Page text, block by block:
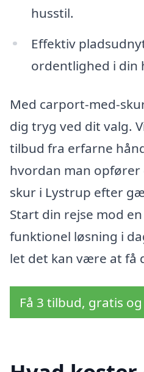
husstil.
Effektiv
ordentlighed i din
Med carport-med-
dig tryg ved dit valg.
tilbud fra erfarne
hvordan man opfører
skur i Lystrup efter
Start din rejse mod
funktionel løsning i
let det kan være at få
Få 3 tilbud, gratis